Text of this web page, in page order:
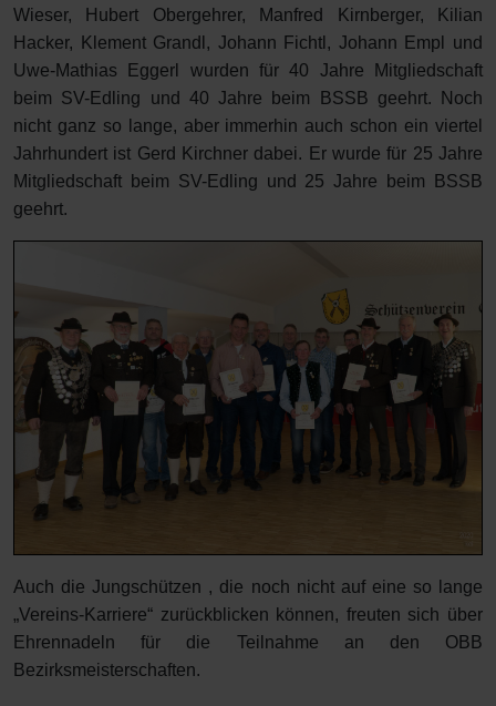
Wieser, Hubert Obergehrer, Manfred Kirnberger, Kilian
Hacker, Klement Grandl, Johann Fichtl, Johann Empl und
Uwe-Mathias Eggerl wurden für 40 Jahre Mitgliedschaft
beim SV-Edling und 40 Jahre beim BSSB geehrt. Noch
nicht ganz so lange, aber immerhin auch schon ein viertel
Jahrhundert ist Gerd Kirchner dabei. Er wurde für 25 Jahre
Mitgliedschaft beim SV-Edling und 25 Jahre beim BSSB
geehrt.
Auch die Jungschützen , die noch nicht auf eine so lange
„Vereins-Karriere“ zurückblicken können, freuten sich über
Ehrennadeln für die Teilnahme an den OBB
Bezirksmeisterschaften.